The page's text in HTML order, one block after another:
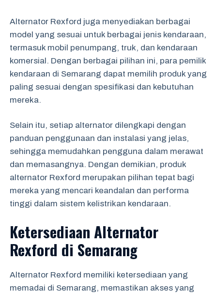
Alternator Rexford juga menyediakan berbagai
model yang sesuai untuk berbagai jenis kendaraan,
termasuk mobil penumpang, truk, dan kendaraan
komersial. Dengan berbagai pilihan ini, para pemilik
kendaraan di Semarang dapat memilih produk yang
paling sesuai dengan spesifikasi dan kebutuhan
mereka.
Selain itu, setiap alternator dilengkapi dengan
panduan penggunaan dan instalasi yang jelas,
sehingga memudahkan pengguna dalam merawat
dan memasangnya. Dengan demikian, produk
alternator Rexford merupakan pilihan tepat bagi
mereka yang mencari keandalan dan performa
tinggi dalam sistem kelistrikan kendaraan.
Ketersediaan Alternator
Rexford di Semarang
Alternator Rexford memiliki ketersediaan yang
memadai di Semarang, memastikan akses yang